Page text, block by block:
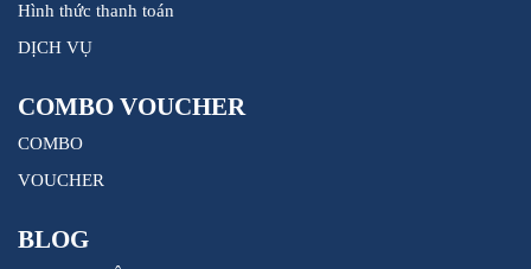
Hình thức thanh toán
DỊCH VỤ
COMBO VOUCHER
COMBO
VOUCHER
BLOG